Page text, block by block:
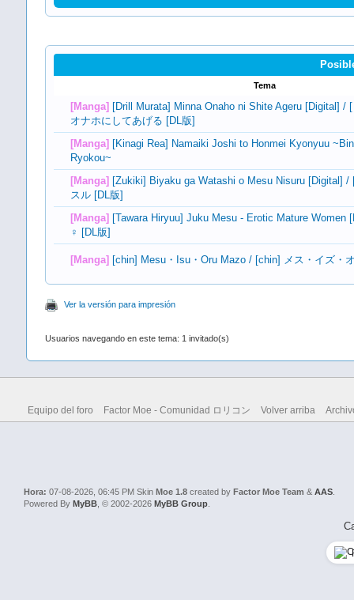
Tema
[Manga] [Drill Murata] Minna Onaho ni Shite Ageru [Digital] /
オナホにしてあげる [DL版]
[Manga] [Kinagi Rea] Namaiki Joshi to Honmei Kyonyuu
Ryokou~
[Manga] [Zukiki] Biyaku ga Watashi o Mesu Nisuru [Digital]
スル [DL版]
[Manga] [Tawara Hiryuu] Juku Mesu - Erotic Mature Women
♀ [DL版]
[Manga] [chin] Mesu・Isu・Oru Mazo / [chin] メス・イズ・
Ver la versión para impresión
Usuarios navegando en este tema: 1 invitado(s)
Equipo del foro Factor Moe - Comunidad ロリコン Volver arriba
Hora: 07-08-2026, 06:45 PMSkin Moe 1.8 created by Factor Moe Team &AAS
Powered By MyBB , © 2002-2026 MyBB Group